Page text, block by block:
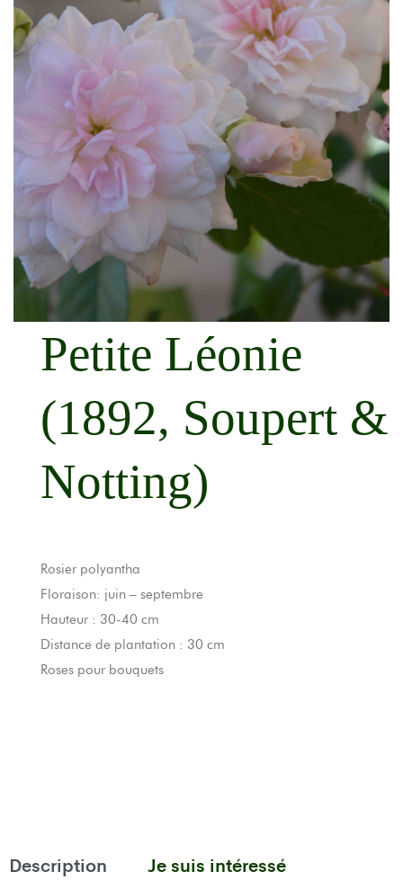
Petite Léonie
(1892, Soupert &
Notting)
Rosier polyantha
Floraison: juin – septembre
Hauteur : 30-40 cm
Distance de plantation : 30 cm
Roses pour bouquets
Description Je suis intéressé